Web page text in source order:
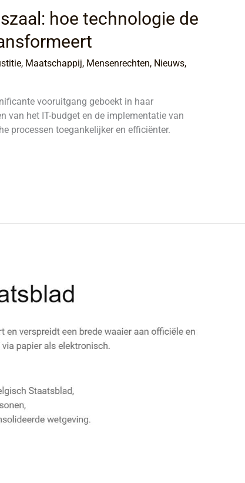
hoe technologie de
, Maatschappij, Mensenrechten, Nieuws,
vooruitgang geboekt in haar
van het IT-budget en de implementatie van
processen toegankelijker en efficiënter.